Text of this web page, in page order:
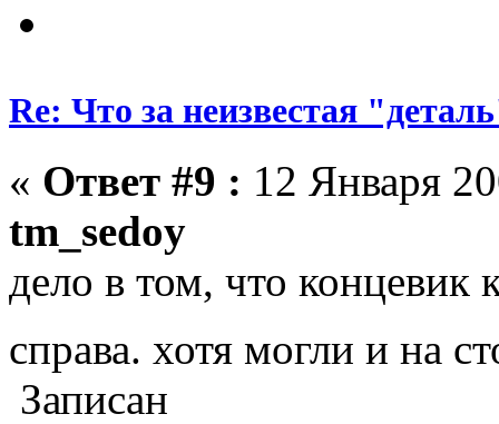
Re: Что за неизвестая
« Ответ #9 : 12 Января
tm_sedoy
дело в том, что концевик
справа. хотя могли и на
Записан